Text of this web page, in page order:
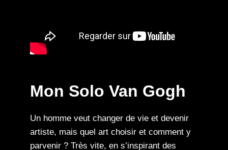
Mon Solo Van Gogh
Un homme veut changer de vie et devenir
artiste, mais quel art choisir et comment y
parvenir ? Très vite, en s’inspirant des